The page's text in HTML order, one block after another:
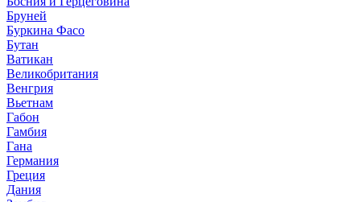
Бруней
Буркина Фасо
Бутан
Ватикан
Великобритания
Венгрия
Вьетнам
Габон
Гамбия
Гана
Германия
Греция
Дания